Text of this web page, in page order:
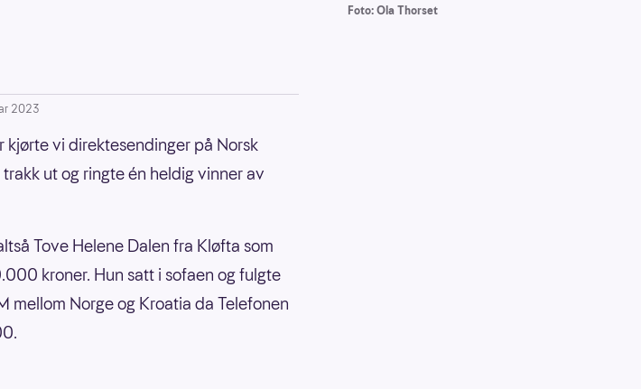
Foto: Ola Thorset
2023
vi direktesendinger på Norsk
ut og ringte én heldig vinner av
Tove Helene Dalen fra Kløfta som
kroner. Hun satt i sofaen og fulgte
mellom Norge og Kroatia da Telefonen